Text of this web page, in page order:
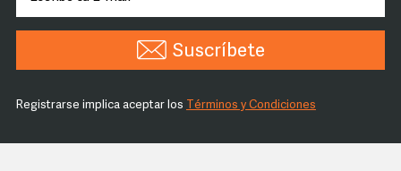
Suscríbete
Registrarse implica aceptar los Términos y Condiciones